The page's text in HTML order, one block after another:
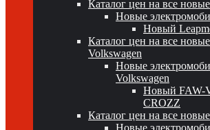
Каталог цен на все
Новые
Новый
Каталог цен на все
Volkswagen
Новые
Volkswagen
Новый FAW-
CROZZ
Каталог цен на все
Новые